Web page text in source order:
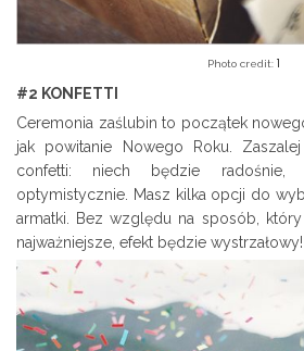
Photo credit: 1
#2 KONFETTI
Ceremonia zaślubin to początek
jak powitanie Nowego Roku.
confetti: niech będzie
optymistycznie. Masz kilka opcji do
armatki. Bez względu na sposób,
najważniejsze, efekt będzie wystrzałowy!